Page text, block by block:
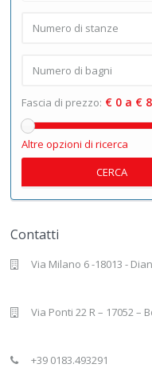
Fascia di prezzo: € 0 a €
Altre opzioni di ricerca
CERCA
Contatti
Via Milano 6 -18013 -
Via Ponti 22 R – 17052 –
+39 0183.493291